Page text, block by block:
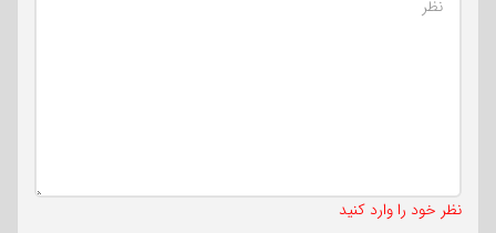
نظر خود را وارد کنید